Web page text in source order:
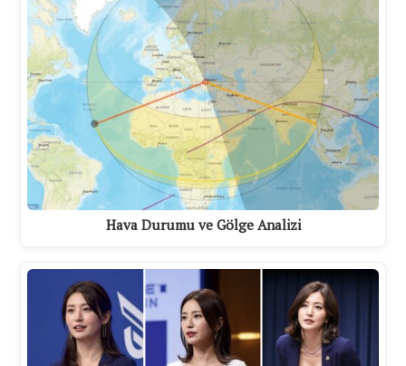
Hava Durumu ve Gölge Analizi